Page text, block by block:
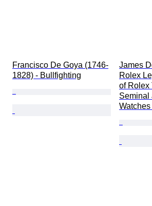
Francisco De Goya (1746-
1828) - Bullfighting
James
Rolex
of Rolex
Seminal